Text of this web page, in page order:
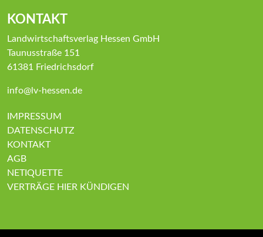
KONTAKT
Landwirtschaftsverlag Hessen GmbH
Taunusstraße 151
61381 Friedrichsdorf
info@lv-hessen.de
IMPRESSUM
DATENSCHUTZ
KONTAKT
AGB
NETIQUETTE
VERTRÄGE HIER KÜNDIGEN